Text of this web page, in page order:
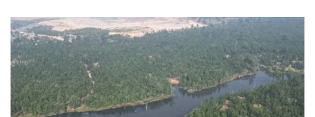
n
d
a
n
e
m